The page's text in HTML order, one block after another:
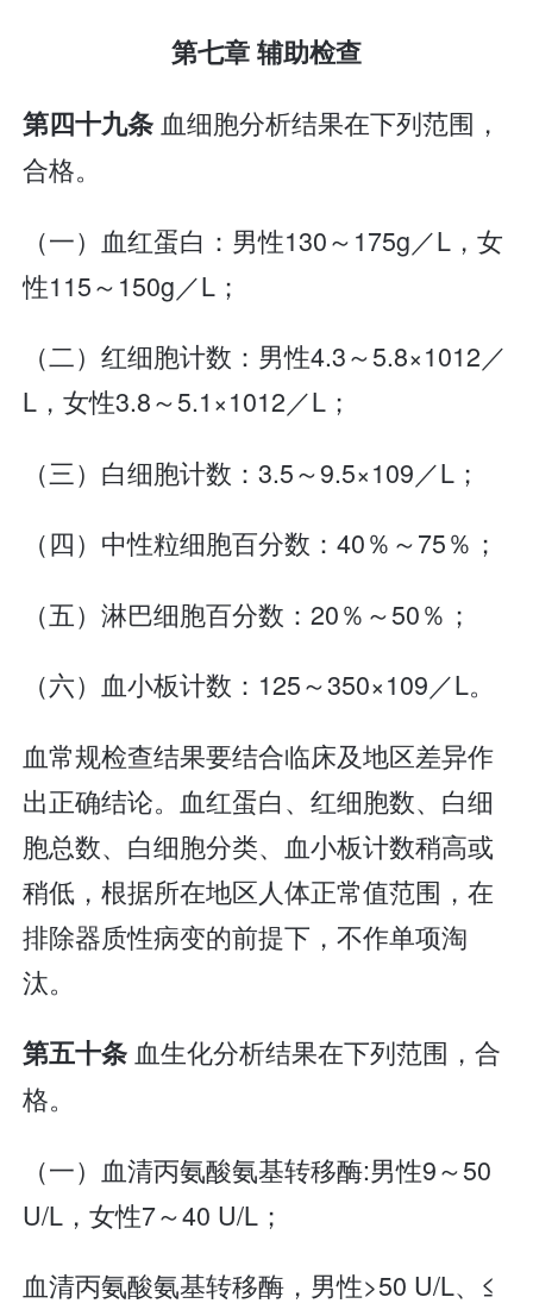
第七章 辅助检查
第四十九条血细胞分析结果在下列范围，
合格。
（一）血红蛋白：男性130～175g／L，女
性115～150g／L；
（二）红细胞计数：男性4.3～5.8×1012／
L，女性3.8～5.1×1012／L；
（三）白细胞计数：3.5～9.5×109／L；
（四）中性粒细胞百分数：40％～75％；
（五）淋巴细胞百分数：20％～50％；
（六）血小板计数：125～350×109／L。
血常规检查结果要结合临床及地区差异作
出正确结论。血红蛋白、红细胞数、白细
胞总数、白细胞分类、血小板计数稍高或
稍低，根据所在地区人体正常值范围，在
排除器质性病变的前提下，不作单项淘
汰。
第五十条血生化分析结果在下列范围，合
格。
（一）血清丙氨酸氨基转移酶:男性9～50
U/L，女性7～40 U/L；
血清丙氨酸氨基转移酶，男性>50 U/L、≤